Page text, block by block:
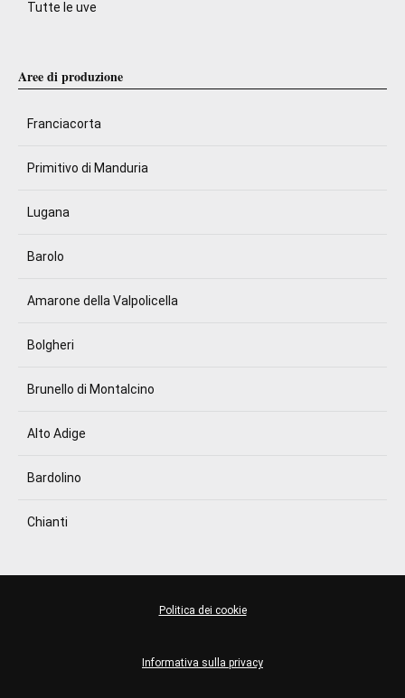
Tutte le uve
Aree di produzione
Franciacorta
Primitivo di Manduria
Lugana
Barolo
Amarone della Valpolicella
Bolgheri
Brunello di Montalcino
Alto Adige
Bardolino
Chianti
Informativa sulla privacy
Politica dei cookie